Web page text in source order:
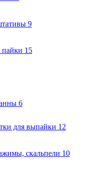
9
пайки 15
6
для выпайки 12
скальпели 10